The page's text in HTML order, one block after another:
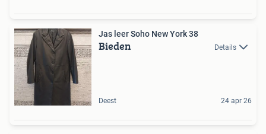
Jas leer Soho New York 38
Bieden Details
Deest 24 apr 26